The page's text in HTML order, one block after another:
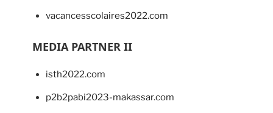
vacancesscolaires2022.com
MEDIA PARTNER II
isth2022.com
p2b2pabi2023-makassar.com